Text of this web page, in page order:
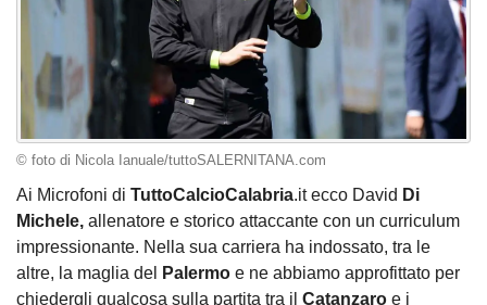
© foto di Nicola Ianuale/tuttoSALERNITANA.com
Ai Microfoni di TuttoCalcioCalabria.it ecco David Di
Michele, allenatore e storico attaccante con un curriculum
impressionante. Nella sua carriera ha indossato, tra le
altre, la maglia del
Palermo e ne abbiamo approfittato per
chiedergli qualcosa sulla partita tra il Catanzaro e i